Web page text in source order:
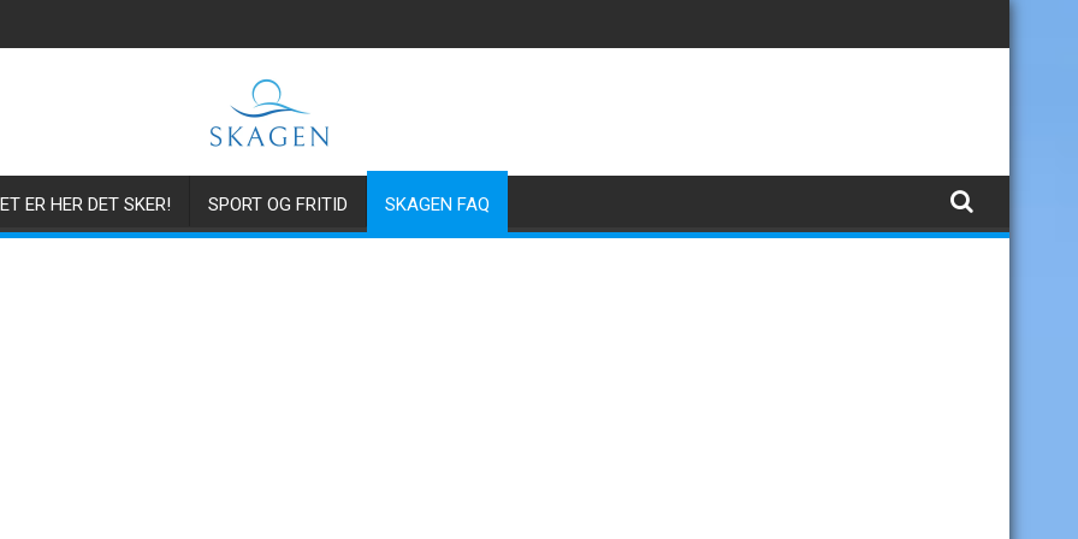
ER HER DET SKER! SPORT OG FRITID SKAGEN FAQ